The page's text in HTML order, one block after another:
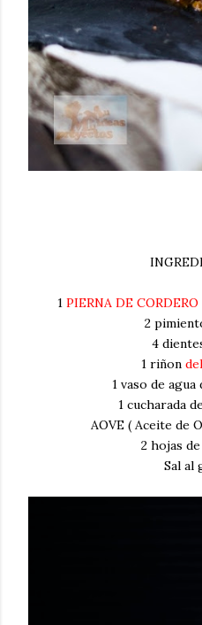
1 PIERNA DE
2
4
1 riñon
1 vaso de
1 cucharada
AOVE ( Aceite de
2 hojas de
Sal al